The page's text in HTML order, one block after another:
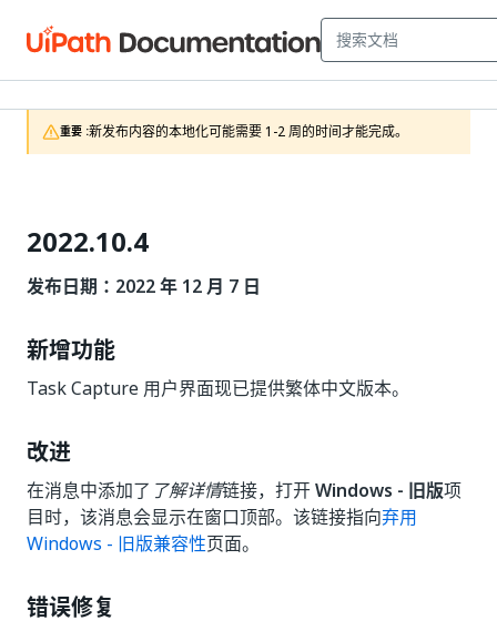
重要 :新发布内容的本地化可能需要 1-2 周的时间才能完成。
2022.10.4
发布日期：2022 年 12 月 7 日
新增功能
Task Capture 用户界面现已提供繁体中文版本。
改进
在消息中添加了 了解详情链接，打开Windows - 旧版项
目时，该消息会显示在窗口顶部。该链接指向弃用
Windows - 旧版兼容性页面。
错误修复